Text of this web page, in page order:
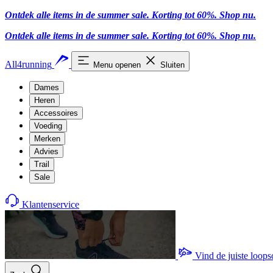
Ontdek alle items in de summer sale. Korting tot 60%. Shop nu.
Ontdek alle items in de summer sale. Korting tot 60%. Shop nu.
All4running Menu openen Sluiten
Dames
Heren
Accessoires
Voeding
Merken
Advies
Trail
Sale
Klantenservice
Vind de juiste